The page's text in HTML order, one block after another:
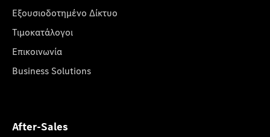
Εξουσιοδοτημένο Δίκτυο
Τιμοκατάλογοι
Επικοινωνία
Business Solutions
After-Sales